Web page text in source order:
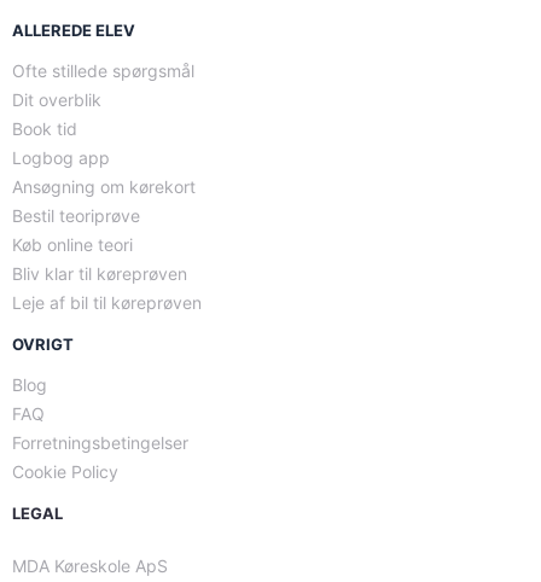
ALLEREDE ELEV
Ofte stillede spørgsmål
Dit overblik
Book tid
Logbog app
Ansøgning om kørekort
Bestil teoriprøve
Køb online teori
Bliv klar til køreprøven
Leje af bil til køreprøven
OVRIGT
Blog
FAQ
Forretningsbetingelser
Cookie Policy
LEGAL
MDA Køreskole ApS